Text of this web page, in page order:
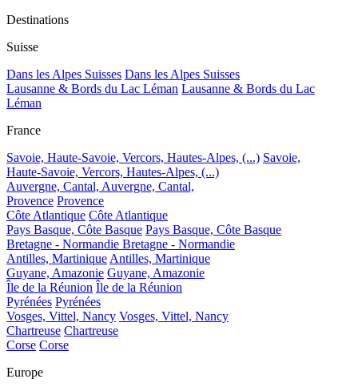
Destinations
Suisse
Dans les Alpes Suisses Dans les Alpes Suisses
Lausanne & Bords du Lac Léman Lausanne & Bords du Lac
Léman
France
Savoie, Haute-Savoie, Vercors, Hautes-Alpes, (...) Savoie,
Haute-Savoie, Vercors, Hautes-Alpes, (...)
Auvergne, Cantal, Auvergne, Cantal,
Provence Provence
Côte Atlantique Côte Atlantique
Pays Basque, Côte Basque Pays Basque, Côte Basque
Bretagne - Normandie Bretagne - Normandie
Antilles, Martinique Antilles, Martinique
Guyane, Amazonie Guyane, Amazonie
Île de la Réunion Île de la Réunion
Pyrénées Pyrénées
Vosges, Vittel, Nancy Vosges, Vittel, Nancy
Chartreuse Chartreuse
Corse Corse
Europe